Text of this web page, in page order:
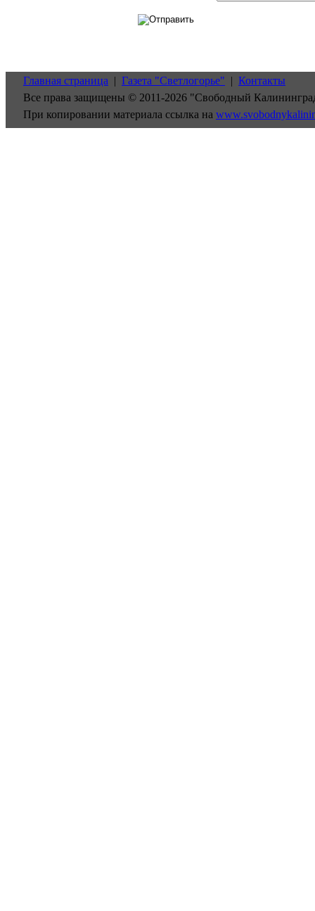
Главная страница | Газета "Светлогорье" | Контакты
Все права защищены © 2011-2026 "Свободный
При копировании материала ссылка на